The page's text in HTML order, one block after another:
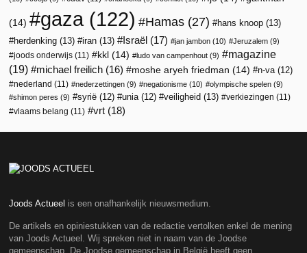
(14) gaza (122) Hamas (27) hans knoop (13)
herdenking (13) iran (13) Israël (17) jan jambon (10) Jeruzalem (9)
joods onderwijs (11) kkl (14) ludo van campenhout (9)
magazine
(19)
michael freilich (16) moshe aryeh friedman (14) n-va (12)
nederland (11) nederzettingen (9) negationisme (10) olympische spelen (9)
shimon peres (9) syrië (12) unia (12) veiligheid (13) verkiezingen (11)
vlaams belang (11) vrt (18)
Joods Actueel is een onafhankelijk nieuwsmedium.
De artikels en opiniestukken van de redactie vertolken enkel de mening
van Joods Actueel. Wij spreken niet in naam van de Joodse
gemeenschap. De Joodse gemeenschap in België heeft geen